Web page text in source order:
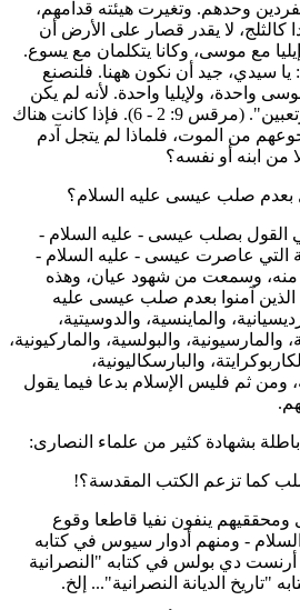
وحدهم. وتغيرت هيئته قدامهم،
لا يقدر قصار على الأرض أن
مع موسى، وكانا يتكلمان مع يسوع.
جيد أن نكون ههنا. فلنصنع
ولإيليا واحدة. لأنه لم يكن
يعلم ما يتكلم به إذ كانوا مرتعبين". (مرقس 9: 2 - 6). فإذا كانت هناك
من الموت، فلماذا لم يتجل آدم
ابنه أو نفسه؟
صلب عيسى عليه السلام؟
بصلب عيسى - عليه السلام -
عاصرت عيسى - عليه السلام -
وسمعت من شهود عيان، وهذه
آمنوا بعدم صلب عيسى عليه
والماينسية، والدوسيتية،
والبولسية، والماركيونية،
والبارسكاليونية،
ومن ثم فليس الإسلام بدعا فيما يقول
بشهادة كثير من علماء النصارى:
تزعم الكتب المقدسة؟!
ينفون نفيا قاطعا وقوع
- ومنهم أدوار سيوس في كتابه
دي بولس في كتابه "النصرانية
الديانة النصرانية"... إلخ.